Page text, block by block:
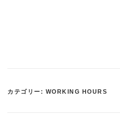
カテゴリー: WORKING HOURS